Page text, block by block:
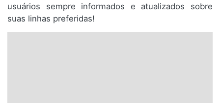
usuários sempre informados e atualizados sobre
suas linhas preferidas!